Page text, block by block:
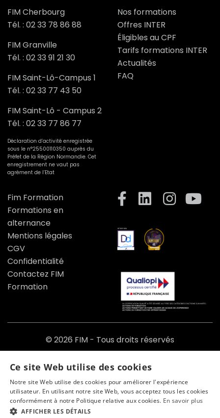
FIM Cherbourg
Tél. : 02 33 78 86 88
FIM Granville
Tél. : 02 33 91 21 30
FIM Saint-Lô-Campus 1
Tél. : 02 33 77 43 50
FIM Saint-Lô - Campus 2
Tél. : 02 33 77 86 77
Déclaration d’activité enregistrée
sous le n°25500110350 auprès du
Préfet de la Région Normandie. Cet
enregistrement ne vaut pas
agrément de l’Etat
Nos formations
Offres INTER
Éligibles au CPF
Tarifs formations INTER
Actualités
FAQ
Fim Formation
Formations en
alternance
Mentions légales
CGV
Confidentialité
Contactez FIM
Formation
© 2026 FIM - Tous droits réservés
Une création de l'Agence BLACKMAGIK :
Yann Voracek
&
Tony Oheix
Ce site Web utilise des cookies
Notre site Web utilise des cookies pour améliorer l'expérience
utilisateur. En utilisant notre site Web, vous acceptez tous les cookies
conformément à notre Politique relative aux cookies. En savoir plus
AFFICHER LES DÉTAILS